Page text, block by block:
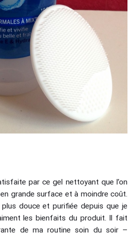
par ce gel nettoyant que l’on
grande surface et à moindre coût.
douce et purifiée depuis que je
les bienfaits du produit. Il fait
de ma routine soin du soir –